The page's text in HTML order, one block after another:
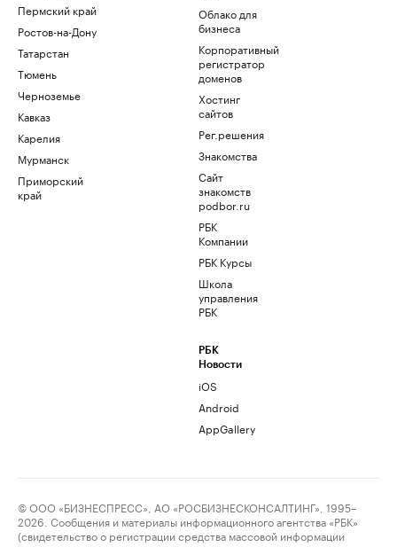
Пермский край
Ростов-на-Дону
Татарстан
Тюмень
Черноземье
Кавказ
Карелия
Мурманск
Приморский
край
Облако для
бизнеса
Корпоративный
регистратор
доменов
Хостинг
сайтов
Рег.решения
Знакомства
Сайт
знакомств
podbor.ru
РБК
Компании
РБК Курсы
Школа
управления
РБК
РБК
Новости
iOS
Android
AppGallery
© ООО «БИЗНЕСПРЕСС», АО «РОСБИЗНЕСКОНСАЛТИНГ», 1995–
2026. Сообщения и материалы информационного агентства «РБК»
(свидетельство о регистрации средства массовой информации